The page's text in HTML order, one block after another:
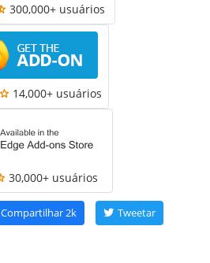
300,000+ usuários
14,000+ usuários
30,000+ usuários
Compartilhar2k Tweetar